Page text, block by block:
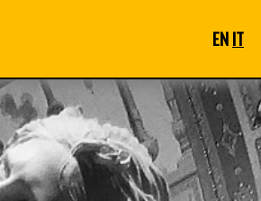
ENIT